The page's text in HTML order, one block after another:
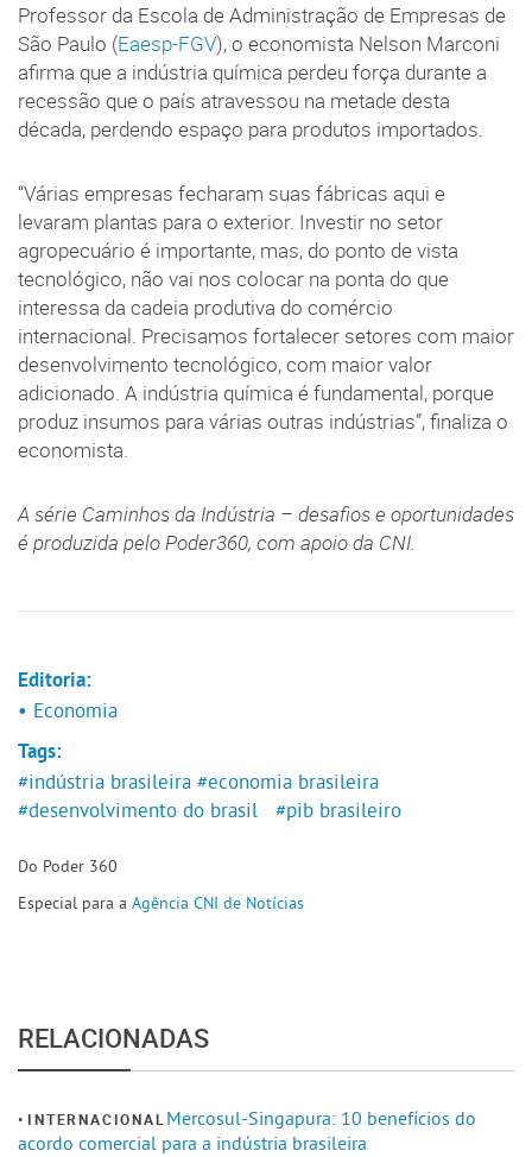
Professor da Escola de Administração de Empresas de
São Paulo (Eaesp-FGV), o economista Nelson Marconi
afirma que a indústria química perdeu força durante a
recessão que o país atravessou na metade desta
década, perdendo espaço para produtos importados.
“Várias empresas fecharam suas fábricas aqui e
levaram plantas para o exterior. Investir no setor
agropecuário é importante, mas, do ponto de vista
tecnológico, não vai nos colocar na ponta do que
interessa da cadeia produtiva do comércio
internacional. Precisamos fortalecer setores com maior
desenvolvimento tecnológico, com maior valor
adicionado. A indústria química é fundamental, porque
produz insumos para várias outras indústrias”, finaliza o
economista.
A série Caminhos da Indústria – desafios e oportunidades
é produzida pelo Poder360, com apoio da CNI.
Editoria:
• Economia
Tags:
#indústria brasileira #economia brasileira
#desenvolvimento do brasil
#pib brasileiro
Do Poder 360
Especial para a Agência CNI de Notícias
RELACIONADAS
INTERNACIONAL Mercosul-Singapura: 10 benefícios do
acordo comercial para a indústria brasileira